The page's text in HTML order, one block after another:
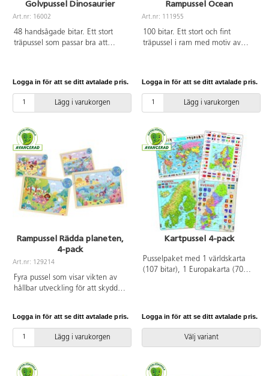
Golvpussel Dinosaurier
Art.nr: 16002
48 handsågade bitar. Ett stort
träpussel som passar bra att
Logga in för att se ditt avtalade pris.
Lägg i varukorgen
Rampussel Ocean
Art.nr: 111955
100 bitar. Ett stort och fint
träpussel i ram med motiv av
Logga in för att se ditt avtalade pris.
Lägg i varukorgen
Rampussel Rädda planeten,
4-pack
Art.nr: 129214
Fyra pussel som visar vikten av
hållbar utveckling för att skydda
fri. Från 4 år.
Logga in för att se ditt avtalade pris.
Lägg i varukorgen
Kartpussel 4-pack
Pusselpaket med 1 världskarta
(107 bitar), 1 Europakarta (70
kartong. PVC-fri. Från 6 år.
Logga in för att se ditt avtalade pris.
Välj variant